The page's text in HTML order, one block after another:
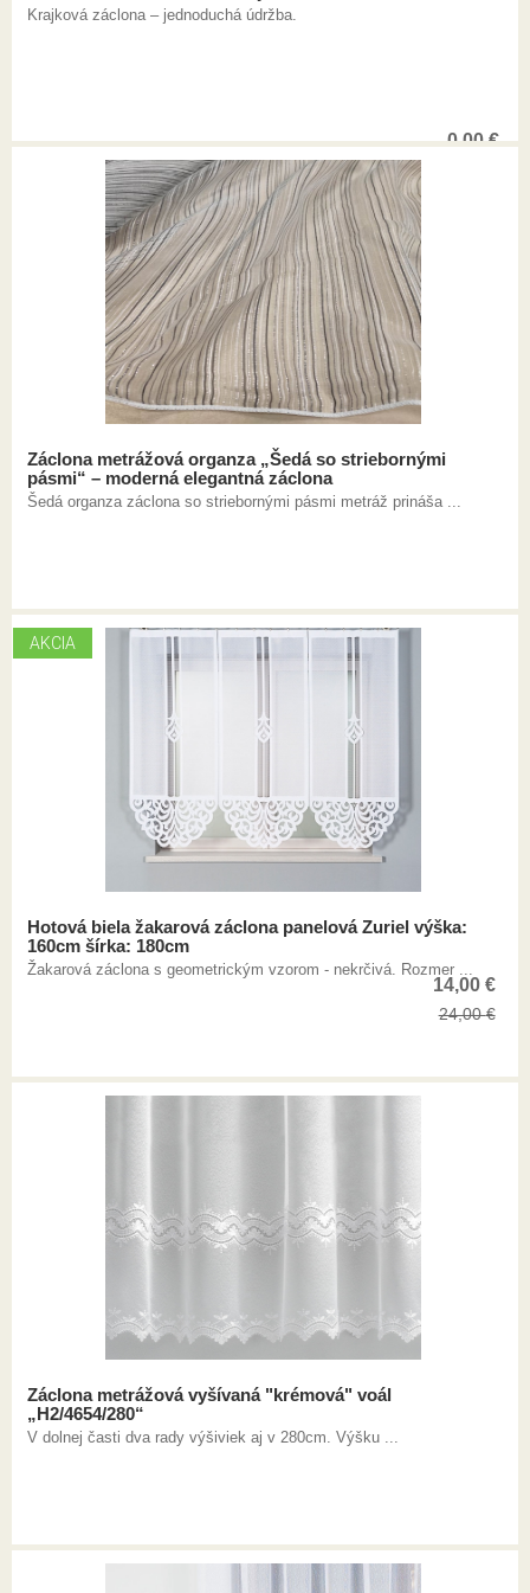
Krajková záclona – jednoduchá údržba.
0,00€
Záclona metrážová organza „Šedá so striebornými
pásmi“ – moderná elegantná záclona
Šedá organza záclona so striebornými pásmi metráž prináša ...
AKCIA
Hotová biela žakarová záclona panelová Zuriel výška:
160cm šírka: 180cm
Žakarová záclona s geometrickým vzorom - nekrčivá. Rozmer ...
14,00 €
24,00€
Záclona metrážová vyšívaná "krémová" voál
„H2/4654/280“
V dolnej časti dva rady výšiviek aj v 280cm. Výšku ...